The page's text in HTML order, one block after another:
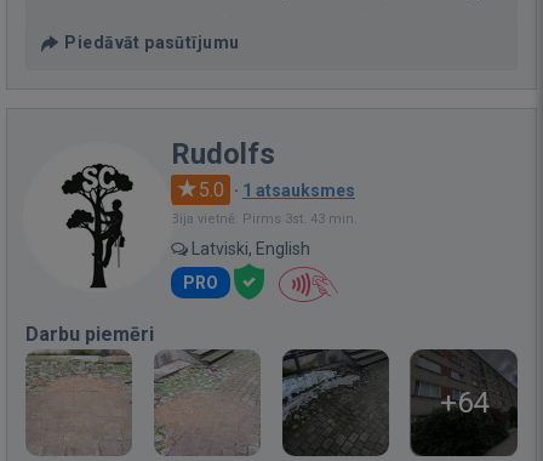
Piedāvāt pasūtījumu
Rudolfs
5.0 · 1 atsauksmes
Bija vietnē: Pirms 3st. 43 min.
Latviski, English
PRO
Darbu piemēri
+64